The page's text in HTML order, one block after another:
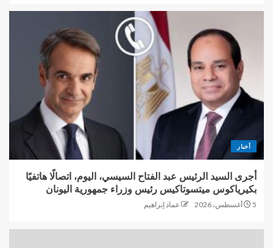
أخبار
أجرى السيد الرئيس عبد الفتاح السيسي، اليوم، اتصالًا هاتفيًا
بكيرياكوس ميتسوتاكيس رئيس وزراء جمهورية اليونان
5 أغسطس، 2026 عماد إبراهيم